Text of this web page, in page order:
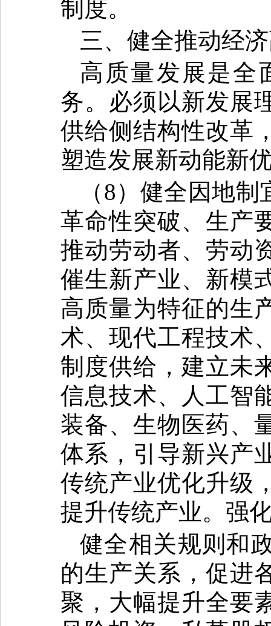
制度。
三、健全推动经
高质量发展是全
务。必须以新发展
供给侧结构性改革
塑造发展新动能新
（8）健全因地
革命性突破、生产
推动劳动者、劳动
催生新产业、新模
高质量为特征的生
术、现代工程技术
制度供给，建立未
信息技术、人工智
装备、生物医药、
体系，引导新兴产
传统产业优化升级
提升传统产业。强
健全相关规则和
的生产关系，促进
聚，大幅提升全要